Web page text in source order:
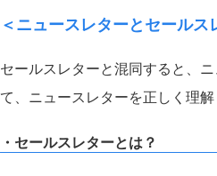
＜ニュースレターとセールス
セールスレターと混同すると、
て、ニュースレターを正しく理解
・セールスレターとは？